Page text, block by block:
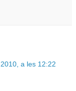
a les 12:22